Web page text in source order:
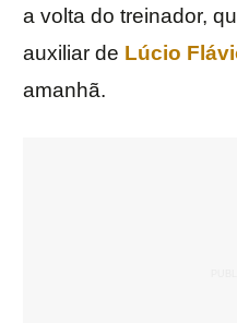
a volta do treinador,
auxiliar de Lúcio
amanhã.